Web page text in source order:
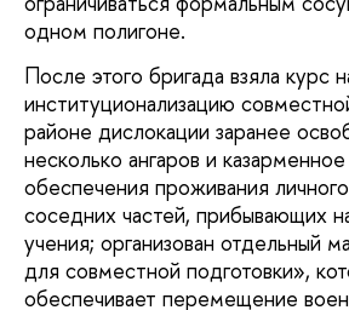
одном полигоне.
После этого бригада взяла курс
институционализацию
районе дислокации заранее
несколько ангаров и
обеспечения проживания
соседних частей, прибывающих
учения; организован отдельный
для совместной подготовки»,
обеспечивает перемещение